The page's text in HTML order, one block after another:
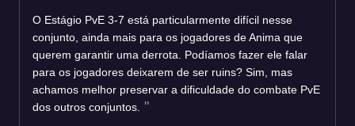
O Estágio PvE 3-7 está particularmente difícil nesse
conjunto, ainda mais para os jogadores de Anima que
querem garantir uma derrota. Podíamos fazer ele falar
para os jogadores deixarem de ser ruins? Sim, mas
achamos melhor preservar a dificuldade do combate PvE
dos outros conjuntos.